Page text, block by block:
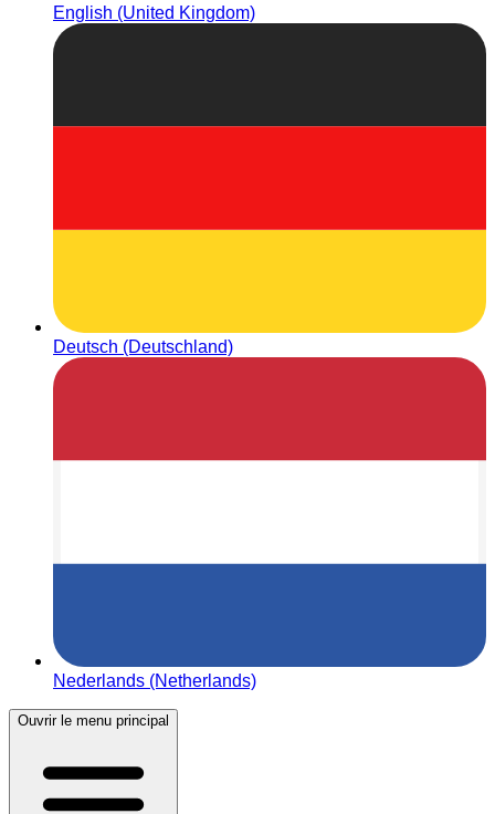
English (United Kingdom)
Deutsch (Deutschland)
Nederlands (Netherlands)
Ouvrir le menu principal